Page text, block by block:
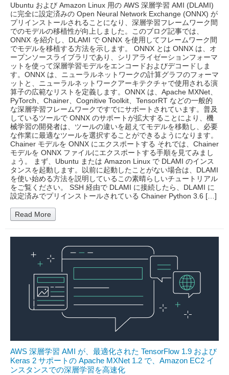
Ubuntu および Amazon Linux 用の AWS 深層学習 AMI (DLAMI)
に完全に設定済みの Open Neural Network Exchange (ONNX) が
プリインストールされることになり、深層学習フレームワーク間
でのモデルの移植性が向上しました。このブログ記事では、
ONNX を紹介し、DLAMI で ONNX を使用してフレームワーク間
でモデルを移植する方法を示します。 ONNX とは ONNX は、オ
ープンソースライブラリであり、シリアライゼーションフォーマ
ットを使って深層学習モデルをエンコードおよびデコードしま
す。ONNX は、ニューラルネットワークの計算グラフのフォーマ
ットと、ニューラルネットワークアーキテクチャで使用される演
算子の広範なリストを定義します。ONNX は、Apache MXNet、
PyTorch、Chainer、Cognitive Toolkit、TensorRT などの一般的
な深層学習フレームワークですでにサポートされています。普及
しているツールで ONNX のサポートが拡大することにより、機
械学習の開発者は、ツールの違いを超えてモデルを移動し、必要
な作業に最適なツールを選択することができるようになります。
Chainer モデルを ONNX にエクスポートする それでは、Chainer
モデルを ONNX ファイルにエクスポートする手順を見てみまし
ょう。 まず、Ubuntu または Amazon Linux で DLAMI のインス
タンスを起動します。以前に起動したことがない場合は、DLAMI
を使い始める方法を説明しているこの素晴らしいチュートリアル
をご覧ください。 SSH 経由で DLAMI に接続したら、DLAMI に
設定済みでプリインストールされている Chainer Python 3.6 […]
Read More
AWS 深層学習 AMI が、最適化された TensorFlow 1.9 および
Keras 2 サポートの Apache MXNet 1.2 で、Amazon EC2 イ
ンスタンスでの深層学習を高速化